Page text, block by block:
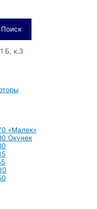
Поиск
Б, к.3
«Малек»
Окунек